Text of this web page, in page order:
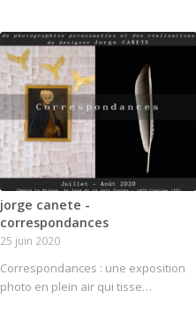
jorge canete -
correspondances
25 juin 2020
Correspondances : une exposition
photo en plein air qui tisse…